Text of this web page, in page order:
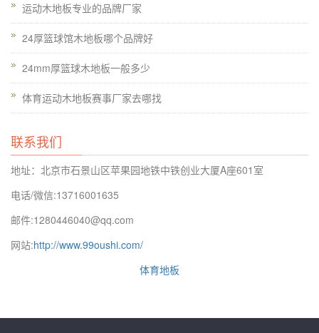
运动木地板专业的品牌厂家
24厚篮球馆木地板哪个品牌好
24mm厚篮球木地板一般多少
体育运动木地板赛事厂家去哪找
联系我们
地址：北京市石景山区苹果园地铁中铁创业大厦A座601室
电话/微信:13716001635
邮件:1280446040@qq.com
网站:http://www.99oushi.com/
体育地板